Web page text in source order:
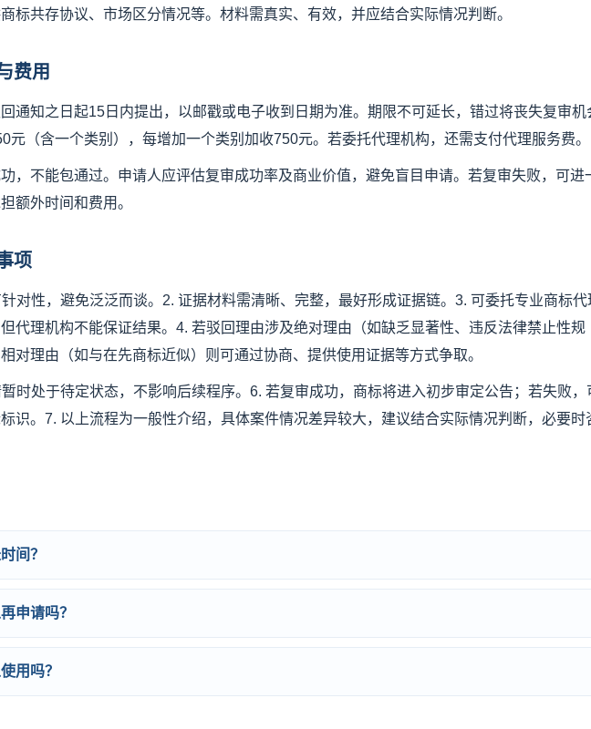
标共存协议、市场区分情况等。材料需真实、有效，并应结合实际情况判断。
费用
通知之日起15日内提出，以邮戳或电子收到日期为准。期限不可延长，错过将丧失复审机
元（含一个类别），每增加一个类别加收750元。若委托代理机构，还需支付代理服务费。
，不能包通过。申请人应评估复审成功率及商业价值，避免盲目申请。若复审失败，可进
额外时间和费用。
项
对性，避免泛泛而谈。2. 证据材料需清晰、完整，最好形成证据链。3. 可委托专业商标代
代理机构不能保证结果。4. 若驳回理由涉及绝对理由（如缺乏显著性、违反法律禁止性规
对理由（如与在先商标近似）则可通过协商、提供使用证据等方式争取。
时处于待定状态，不影响后续程序。6. 若复审成功，商标将进入初步审定公告；若失败，
识。7. 以上流程为一般性介绍，具体案件情况差异较大，建议结合实际情况判断，必要时
间？
申请吗？
用吗？